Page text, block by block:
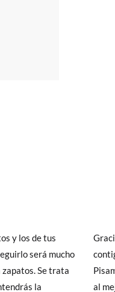
y los de tus
será mucho
Se trata
la
al
y los Cambios de
tienda física hasta la
Península.
4 días laborables.
sin importe mínimo,